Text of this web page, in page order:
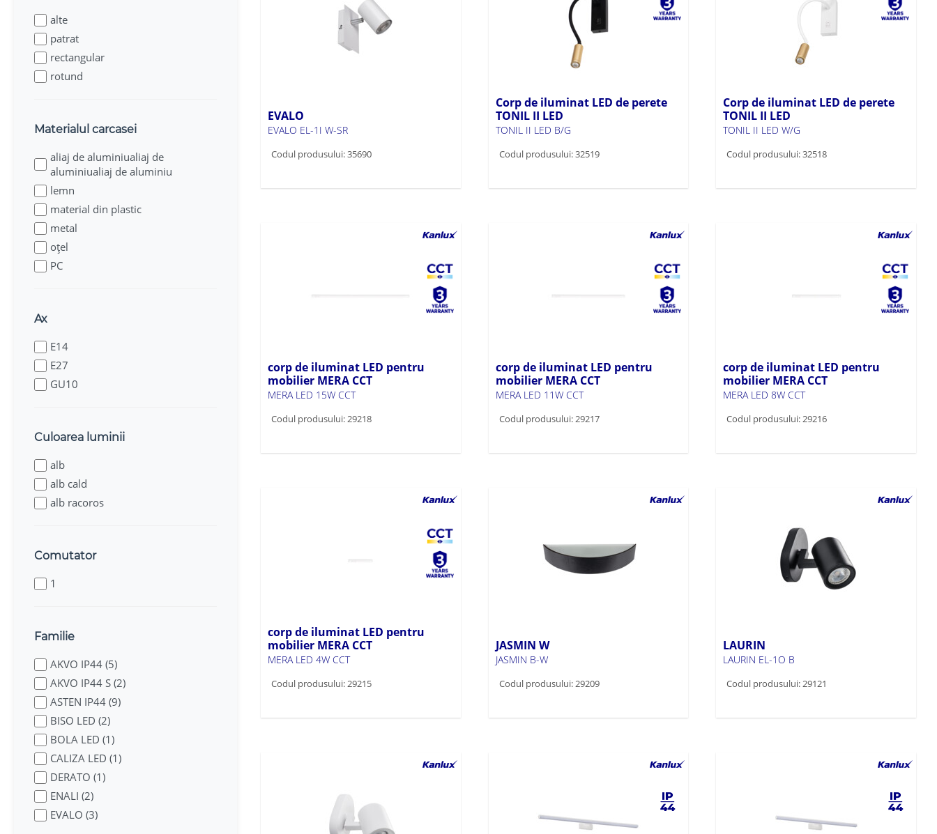
alte
patrat
rectangular
rotund
Materialul carcasei
aliaj de aluminiualiaj de
aluminiualiaj de aluminiu
lemn
material din plastic
metal
oțel
PC
Ax
E14
E27
GU10
Culoarea luminii
alb
alb cald
alb racoros
Comutator
1
Familie
AKVO IP44 (5)
AKVO IP44 S (2)
ASTEN IP44 (9)
BISO LED (2)
BOLA LED (1)
CALIZA LED (1)
DERATO (1)
ENALI (2)
EVALO (3)
EVALO
EVALO EL-1I W-SR
Codul produsului: 35690
Corp de iluminat LED de perete
TONIL II LED
TONIL II LED B/G
Codul produsului: 32519
Corp de iluminat LED de perete
TONIL II LED
TONIL II LED W/G
Codul produsului: 32518
corp de iluminat LED pentru
mobilier MERA CCT
MERA LED 15W CCT
Codul produsului: 29218
corp de iluminat LED pentru
mobilier MERA CCT
MERA LED 11W CCT
Codul produsului: 29217
corp de iluminat LED pentru
mobilier MERA CCT
MERA LED 8W CCT
Codul produsului: 29216
corp de iluminat LED pentru
mobilier MERA CCT
MERA LED 4W CCT
Codul produsului: 29215
JASMIN W
JASMIN B-W
Codul produsului: 29209
LAURIN
LAURIN EL-1O B
Codul produsului: 29121